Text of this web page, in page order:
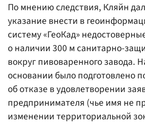
По мнению следствия, Кляйн
указание внести в
систему «ГеоКад»
о наличии 300 м санитарно-
вокруг пивоваренного завода.
основании было подготовлено
об отказе в удовлетворении
предпринимателя (чье имя не
изменении территориальной